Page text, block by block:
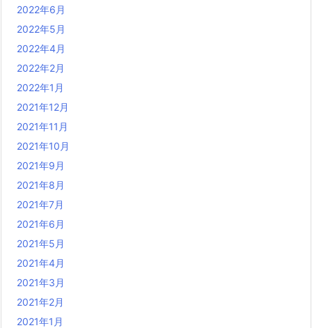
2022年6月
2022年5月
2022年4月
2022年2月
2022年1月
2021年12月
2021年11月
2021年10月
2021年9月
2021年8月
2021年7月
2021年6月
2021年5月
2021年4月
2021年3月
2021年2月
2021年1月